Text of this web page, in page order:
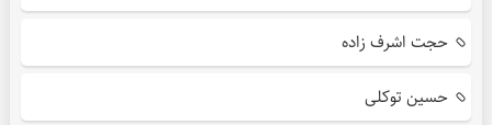
حجت اشرف زاده
حسین توکلی